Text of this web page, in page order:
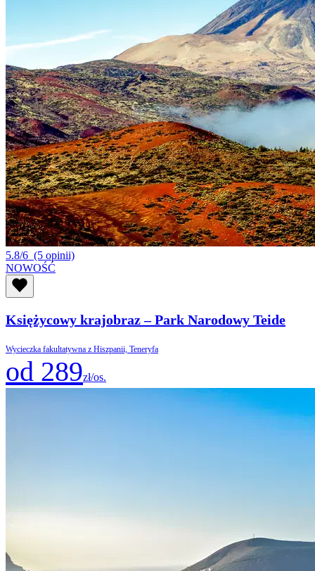
5.8/6 (5 opinii)
NOWOŚĆ
Księżycowy krajobraz – Park Narodowy Teide
Wycieczka fakultatywna z Hiszpanii, Teneryfa
od 289zł/os.